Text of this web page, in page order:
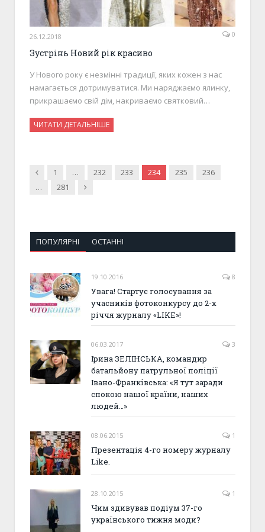
26.12.2018 0
Зустрінь Новий рік красиво
У Нового року є незмінні традиції, яких кожен з нас
намагається дотримуватися. Ми наряджаємо ялинку,
прикрашаємо свій дім, накриваємо святковий…
ЧИТАТИ ДЕТАЛЬНІШЕ
Previous
1 … 232 233 234 235
236
…
281 Next
ПОПУЛЯРНІ ОСТАННІ
19.10.2016 8
Увага! Стартує голосування за
учасників фотоконкурсу до 2-х
річчя журналу «LIKE»!
06.03.2017 3
Ірина ЗЕЛІНСЬКА, командир
батальйону патрульної поліції
Івано-Франківська: «Я тут заради
спокою нашої країни, наших
людей…»
08.06.2015 1
Презентація 4-го номеру журналу
Like.
28.10.2015 1
Чим здивував подіум 37-го
українського тижня моди?